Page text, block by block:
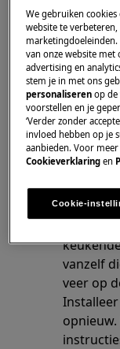
Heeft
Oplossing
Een
is
vanzelf
veer op
We gebruiken
website te
van onze website met
advertising en
stem je in met ons
personaliseren op
voorstellen en je
‘Verder zonder
invloed hebben op je
aanbieden. Voor
Cookieverklaring en
Cookie-